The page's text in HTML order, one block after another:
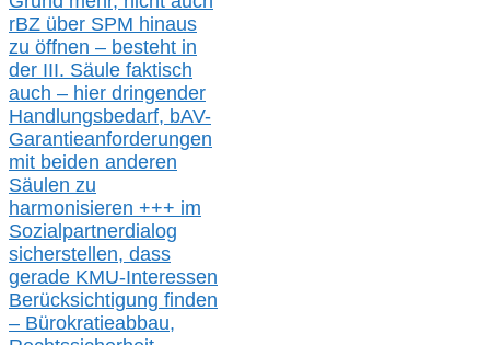
rBZ über SPM hinaus
zu öffnen – besteht in
der III. Säule faktisch
auch – hier dringender
Handlungsbedarf, bAV-
Garantieanforderungen
mit beiden anderen
Säulen zu
harmonisieren +++ im
Sozialpartnerdialog
sicherstellen, dass
gerade KMU-Interessen
Berücksichtigung finden
– Bürokratieabbau,